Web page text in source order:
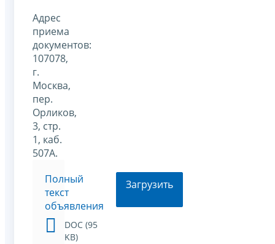
Адрес
приема
документов:
107078,
г.
Москва,
пер.
Орликов,
3, стр.
1, каб.
507А.
Полный
текст
объявления
DOC (95
KB)
Загрузить